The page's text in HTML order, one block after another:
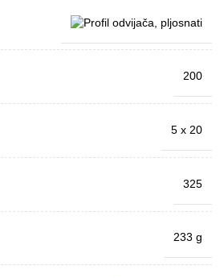
200
5 x 20
325
233 g